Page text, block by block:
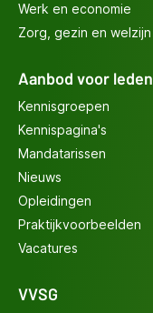
Werk en economie
Zorg, gezin en welzijn
Aanbod voor leden
Kennisgroepen
Kennispagina's
Mandatarissen
Nieuws
Opleidingen
Praktijkvoorbeelden
Vacatures
VVSG